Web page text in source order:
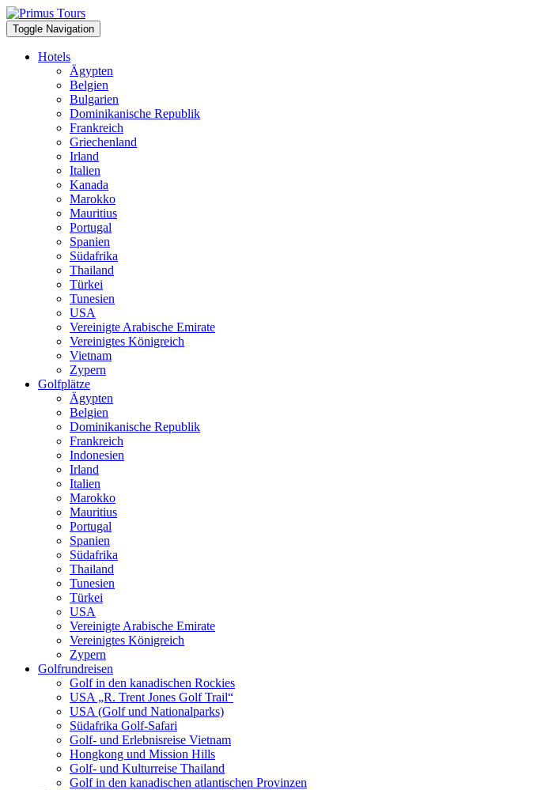
Toggle Navigation
Hotels
Ägypten
Belgien
Bulgarien
Dominikanische Republik
Frankreich
Griechenland
Irland
Italien
Kanada
Marokko
Mauritius
Portugal
Spanien
Südafrika
Thailand
Türkei
Tunesien
USA
Vereinigte Arabische Emirate
Vereinigtes Königreich
Vietnam
Zypern
Golfplätze
Ägypten
Belgien
Dominikanische Republik
Frankreich
Indonesien
Irland
Italien
Marokko
Mauritius
Portugal
Spanien
Südafrika
Thailand
Tunesien
Türkei
USA
Vereinigte Arabische Emirate
Vereinigtes Königreich
Zypern
Golfrundreisen
Golf in den kanadischen Rockies
USA „R. Trent Jones Golf Trail“
USA (Golf und Nationalparks)
Südafrika Golf-Safari
Golf- und Erlebnisreise Vietnam
Hongkong und Mission Hills
Golf- und Kulturreise Thailand
Golf in den kanadischen atlantischen Provinzen